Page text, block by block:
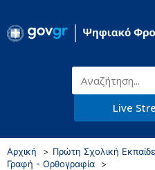
Live
Αρχική Πρώτη Σχολική
Γραφή - Ορθογραφία